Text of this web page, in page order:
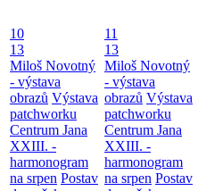
10
13
Miloš Novotný
- výstava
obrazů Výstava
patchworku
Centrum Jana
XXIII. -
harmonogram
na srpen Postav
11
13
Miloš Novotný
- výstava
obrazů Výstava
patchworku
Centrum Jana
XXIII. -
harmonogram
na srpen Postav